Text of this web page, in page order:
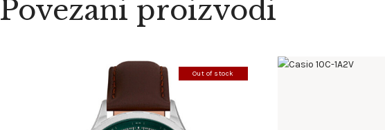
Povezani proizvodi
Out of stock